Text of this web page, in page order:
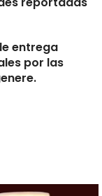
entrega
por las